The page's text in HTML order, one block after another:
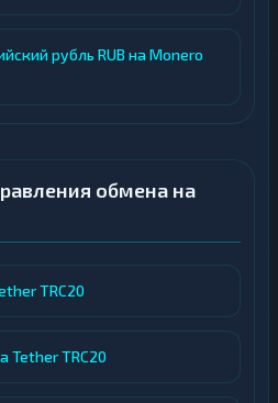
рубль RUB на Monero
обмена на
TRC20
Tether TRC20